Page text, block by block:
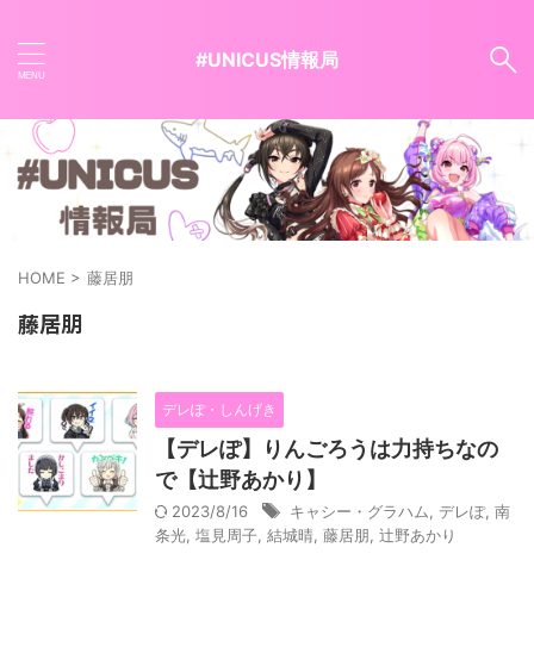
#UNICUS情報局
HOME > 藤居朋
藤居朋
デレぽ・しんげき
【デレぽ】りんごろうは力持ちなの
で【辻野あかり】
2023/8/16 キャシー・グラハム デレぽ, 南
条光 塩見周子 結城晴 藤居朋 辻野あかり